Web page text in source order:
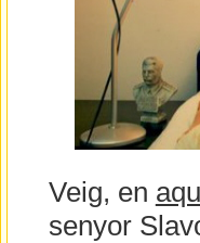
Veig, en
senyor